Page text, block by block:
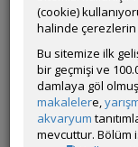
Grubun Diğer Türleri
Liste
(cookie)
halinde çerezlerin
Bu sitemize ilk
bir geçmişi ve
damlaya göl
makalelere,
akvaryum
mevcuttur. Bölüm